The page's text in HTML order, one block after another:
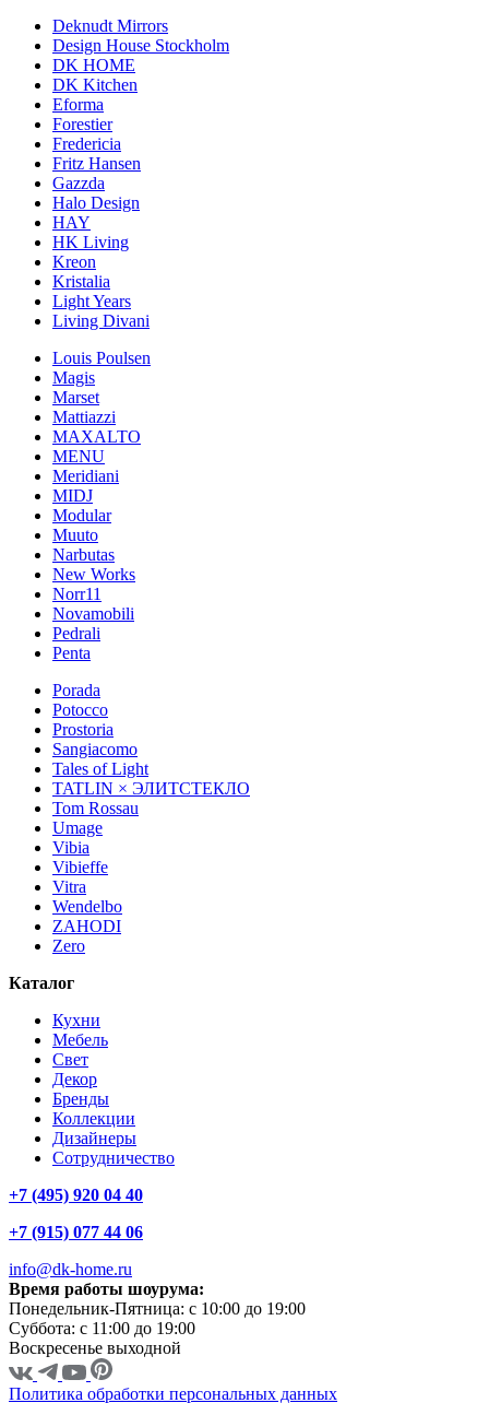
Deknudt Mirrors
Design House Stockholm
DK HOME
DK Kitchen
Eforma
Forestier
Fredericia
Fritz Hansen
Gazzda
Halo Design
HAY
HK Living
Kreon
Kristalia
Light Years
Living Divani
Louis Poulsen
Magis
Marset
Mattiazzi
MAXALTO
MENU
Meridiani
MIDJ
Modular
Muuto
Narbutas
New Works
Norr11
Novamobili
Pedrali
Penta
Porada
Potocco
Prostoria
Sangiacomo
Tales of Light
TATLIN × ЭЛИТСТЕКЛО
Tom Rossau
Umage
Vibia
Vibieffe
Vitra
Wendelbo
ZAHODI
Zero
Каталог
Кухни
Мебель
Свет
Декор
Бренды
Коллекции
Дизайнеры
Сотрудничество
+7 (495) 920 04 40
+7 (915) 077 44 06
info@dk-home.ru
Время работы шоурума:
Понедельник-Пятница: c 10:00 до 19:00
Суббота: c 11:00 до 19:00
Воскресенье выходной
Политика обработки персональных данных